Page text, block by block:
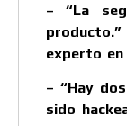
– “La
experto en
– “Hay
sido